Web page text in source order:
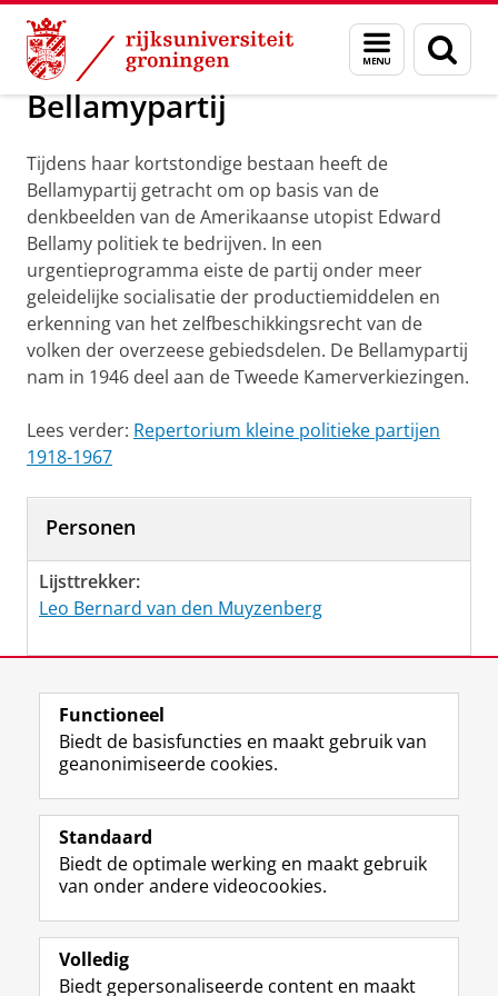
Skip
Content
Skip
Navigation
Menu
en
zoeken
Onderzoek Bellamypartij
Bellamypartij
Tijdens haar kortstondige bestaan heeft de
Bellamypartij getracht om op basis van de
denkbeelden van de Amerikaanse utopist Edward
Bellamy politiek te bedrijven. In een
urgentieprogramma eiste de partij onder meer
geleidelijke socialisatie der productiemiddelen en
erkenning van het zelfbeschikkingsrecht van de
volken der overzeese gebiedsdelen. De Bellamypartij
nam in 1946 deel aan de Tweede Kamerverkiezingen.
Lees verder: Repertorium kleine politieke partijen
1918-1967
Personen
Lijsttrekker:
Leo Bernard van den Muyzenberg
Laatst gewijzigd: 06 februari 2023 15:29
Volg de RUG
F
a
e
b
o
p
L
i
k
e
I
-
R
S
-
f
e
R
I
n
t
r
m
Y
o
T
e
k
Studiekiezers
Alumni
Functioneel
Biedt de basisfuncties en maakt gebruik van
geanonimiseerde cookies.
Standaard
Biedt de optimale werking en maakt gebruik
van onder andere videocookies.
Volledig
Biedt gepersonaliseerde content en maakt